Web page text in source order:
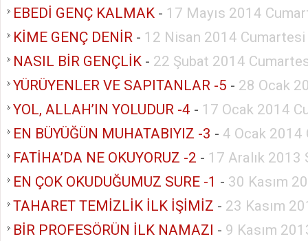
EBEDİ GENÇ KALMAK - 17 Mayıs 2014
KİME GENÇ DENİR - 12 Nisan 2014 Cumartesi
NASIL BİR GENÇLİK - 22 Şubat 2014
YÜRÜYENLER VE SAPITANLAR -5 - 28 Ocak
YOL, ALLAH’IN YOLUDUR -4 - 17 Ocak 2014
EN BÜYÜĞÜN MUHATABIYIZ -3 - 4 Ocak 2014
FATİHA’DA NE OKUYORUZ -2 - 17 Aralık 2013
EN ÇOK OKUDUĞUMUZ SURE -1 - 30 Kasım
TAHARET TEMİZLİK İLK İŞİMİZ - 23 Kasım
BİR PROFESÖRÜN İLK NAMAZI - 9 Kasım